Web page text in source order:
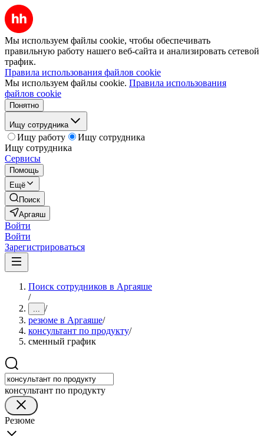
Мы используем файлы cookie, чтобы обеспечивать
правильную работу нашего веб-сайта и анализировать сетевой
трафик.
Правила использования файлов cookie
Мы используем файлы cookie. Правила использования
файлов cookie
Понятно
Ищу сотрудника
Ищу работу
Ищу сотрудника
Ищу сотрудника
Сервисы
Помощь
Ещё
Поиск
Аргаяш
Войти
Войти
Зарегистрироваться
Поиск сотрудников в Аргаяше
/
... /
резюме в Аргаяше/
консультант по продукту/
сменный график
консультант по продукту
Резюме